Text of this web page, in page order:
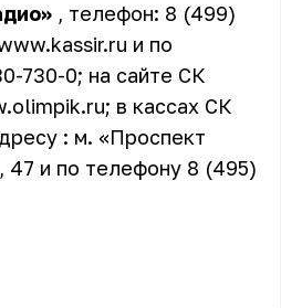
, телефон: 8 (499)
и по
730-0; на сайте СК
; в кассах СК
: м. «Проспект
и по телефону 8 (495)